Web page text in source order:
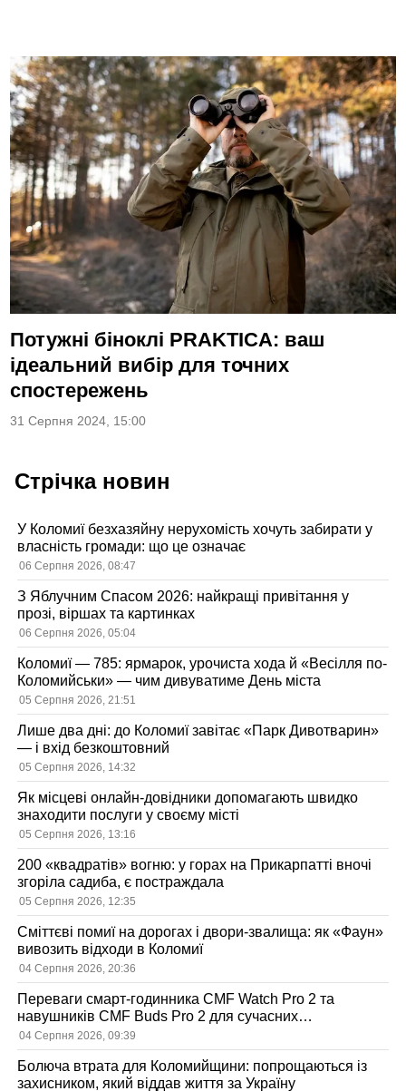
Потужні біноклі PRAKTICA: ваш
ідеальний вибір для точних
спостережень
31 Серпня 2024, 15:00
Стрічка новин
У Коломиї безхазяйну нерухомість хочуть забирати у
власність громади: що це означає
06 Серпня 2026, 08:47
З Яблучним Спасом 2026: найкращі привітання у
прозі, віршах та картинках
06 Серпня 2026, 05:04
Коломиї — 785: ярмарок, урочиста хода й «Весілля по-
Коломийськи» — чим дивуватиме День міста
05 Серпня 2026, 21:51
Лише два дні: до Коломиї завітає «Парк Дивотварин»
— і вхід безкоштовний
05 Серпня 2026, 14:32
Як місцеві онлайн-довідники допомагають швидко
знаходити послуги у своєму місті
05 Серпня 2026, 13:16
200 «квадратів» вогню: у горах на Прикарпатті вночі
згоріла садиба, є постраждала
05 Серпня 2026, 12:35
Сміттєві помиї на дорогах і двори-звалища: як «Фаун»
вивозить відходи в Коломиї
04 Серпня 2026, 20:36
Переваги смарт-годинника CMF Watch Pro 2 та
навушників CMF Buds Pro 2 для сучасних
користувачів
04 Серпня 2026, 09:39
Болюча втрата для Коломийщини: попрощаються із
захисником, який віддав життя за Україну